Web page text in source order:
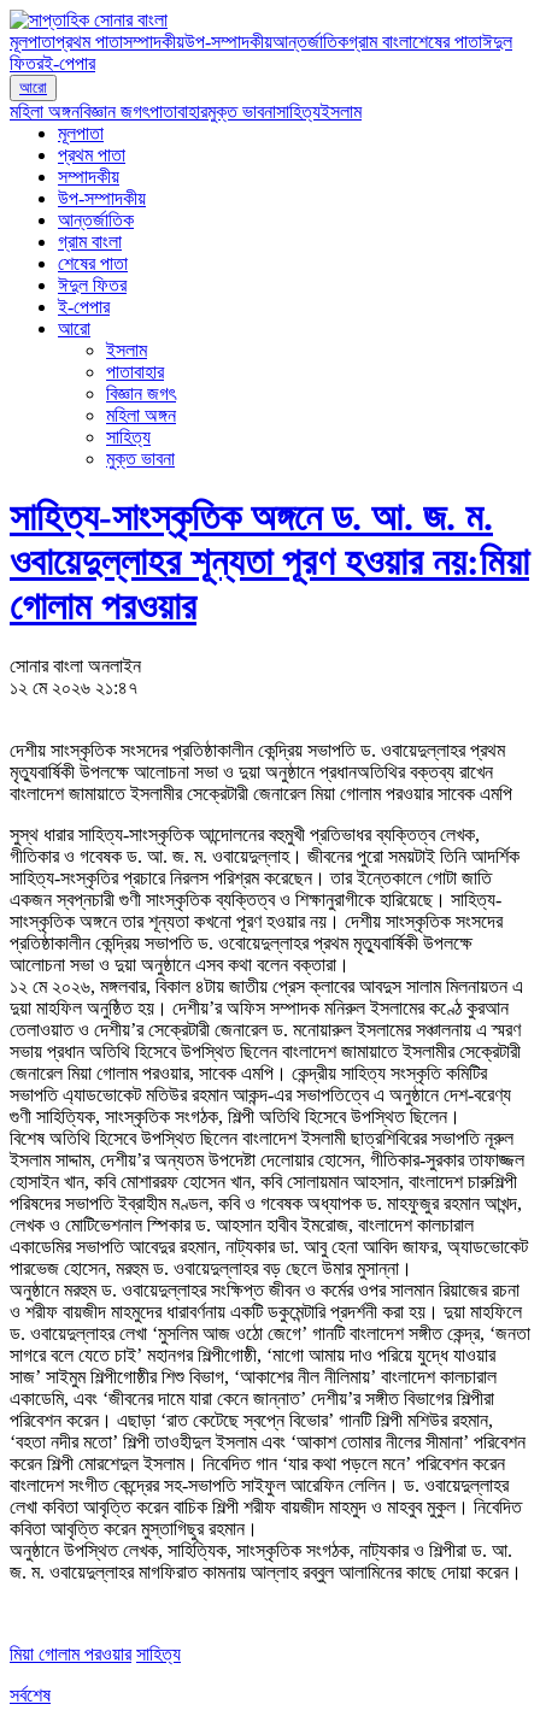
মূলপাতাপ্রথম পাতাসম্পাদকীয়উপ-সম্পাদকীয়আন্তর্জাতিকগ্রাম বাংলাশেষের পাতাঈদুল
ফিতরই-পেপার
আরো
মহিলা অঙ্গনবিজ্ঞান জগৎপাতাবাহারমুক্ত ভাবনাসাহিত্যইসলাম
মূলপাতা
প্রথম পাতা
সম্পাদকীয়
উপ-সম্পাদকীয়
আন্তর্জাতিক
গ্রাম বাংলা
শেষের পাতা
ঈদুল ফিতর
ই-পেপার
আরো
ইসলাম
পাতাবাহার
বিজ্ঞান জগৎ
মহিলা অঙ্গন
সাহিত্য
মুক্ত ভাবনা
সাহিত্য-সাংস্কৃতিক অঙ্গনে ড. আ. জ. ম.
ওবায়েদুল্লাহর শূন্যতা পূরণ হওয়ার নয়:মিয়া
গোলাম পরওয়ার
সোনার বাংলা অনলাইন
১২ মে ২০২৬ ২১:৪৭
দেশীয় সাংস্কৃতিক সংসদের প্রতিষ্ঠাকালীন কেন্দ্রিয় সভাপতি ড. ওবায়েদুল্লাহর প্রথম
মৃত্যুবার্ষিকী উপলক্ষে আলোচনা সভা ও দুয়া অনুষ্ঠানে প্রধানঅতিথির বক্তব্য রাখেন
বাংলাদেশ জামায়াতে ইসলামীর সেক্রেটারী জেনারেল মিয়া গোলাম পরওয়ার সাবেক এমপি
সুস্থ ধারার সাহিত্য-সাংস্কৃতিক আন্দোলনের বহুমুখী প্রতিভাধর ব্যক্তিত্ব লেখক,
গীতিকার ও গবেষক ড. আ. জ. ম. ওবায়েদুল্লাহ। জীবনের পুরো সময়টাই তিনি আদর্শিক
সাহিত্য-সংস্কৃতির প্রচারে নিরলস পরিশ্রম করেছেন। তার ইন্তেকালে গোটা জাতি
একজন স্বপ্নচারী গুণী সাংস্কৃতিক ব্যক্তিত্ব ও শিক্ষানুরাগীকে হারিয়েছে। সাহিত্য-
সাংস্কৃতিক অঙ্গনে তার শূন্যতা কখনো পূরণ হওয়ার নয়। দেশীয় সাংস্কৃতিক সংসদের
প্রতিষ্ঠাকালীন কেন্দ্রিয় সভাপতি ড. ওবোয়েদুল্লাহর প্রথম মৃত্যুবার্ষিকী উপলক্ষে
আলোচনা সভা ও দুয়া অনুষ্ঠানে এসব কথা বলেন বক্তারা।
১২ মে ২০২৬, মঙ্গলবার, বিকাল ৪টায় জাতীয় প্রেস ক্লাবের আবদুস সালাম মিলনায়তন এ
দুয়া মাহফিল অনুষ্ঠিত হয়। দেশীয়’র অফিস সম্পাদক মনিরুল ইসলামের কণ্ঠে কুরআন
তেলাওয়াত ও দেশীয়’র সেক্রেটারী জেনারেল ড. মনোয়ারুল ইসলামের সঞ্চালনায় এ স্মরণ
সভায় প্রধান অতিথি হিসেবে উপস্থিত ছিলেন বাংলাদেশ জামায়াতে ইসলামীর সেক্রেটারী
জেনারেল মিয়া গোলাম পরওয়ার, সাবেক এমপি। কেন্দ্রীয় সাহিত্য সংস্কৃতি কমিটির
সভাপতি এ্যাডভোকেট মতিউর রহমান আকন্দ-এর সভাপতিত্বে এ অনুষ্ঠানে দেশ-বরেণ্য
গুণী সাহিত্যিক, সাংস্কৃতিক সংগঠক, শিল্পী অতিথি হিসেবে উপস্থিত ছিলেন।
বিশেষ অতিথি হিসেবে উপস্থিত ছিলেন বাংলাদেশ ইসলামী ছাত্রশিবিরের সভাপতি নূরুল
ইসলাম সাদ্দাম, দেশীয়’র অন্যতম উপদেষ্টা দেলোয়ার হোসেন, গীতিকার-সুরকার তাফাজ্জল
হোসাইন খান, কবি মোশাররফ হোসেন খান, কবি সোলায়মান আহসান, বাংলাদেশ চারুশিল্পী
পরিষদের সভাপতি ইব্রাহীম মণ্ডল, কবি ও গবেষক অধ্যাপক ড. মাহফুজুর রহমান আখন্দ,
লেখক ও মোটিভেশনাল স্পিকার ড. আহসান হাবীব ইমরোজ, বাংলাদেশ কালচারাল
একাডেমির সভাপতি আবেদুর রহমান, নাট্যকার ডা. আবু হেনা আবিদ জাফর, অ্যাডভোকেট
পারভেজ হোসেন, মরহুম ড. ওবায়েদুল্লাহর বড় ছেলে উমার মুসান্না।
অনুষ্ঠানে মরহুম ড. ওবায়েদুল্লাহর সংক্ষিপ্ত জীবন ও কর্মের ওপর সালমান রিয়াজের রচনা
ও শরীফ বায়জীদ মাহমুদের ধারাবর্ণনায় একটি ডকুমেন্টারি প্রদর্শনী করা হয়। দুয়া মাহফিলে
ড. ওবায়েদুল্লাহর লেখা ‘মুসলিম আজ ওঠো জেগে’ গানটি বাংলাদেশ সঙ্গীত কেন্দ্র, ‘জনতা
সাগরে বলে যেতে চাই’ মহানগর শিল্পীগোষ্ঠী, ‘মাগো আমায় দাও পরিয়ে যুদ্ধে যাওয়ার
সাজ’ সাইমুম শিল্পীগোষ্ঠীর শিশু বিভাগ, ‘আকাশের নীল নীলিমায়’ বাংলাদেশ কালচারাল
একাডেমি, এবং ‘জীবনের দামে যারা কেনে জান্নাত’ দেশীয়’র সঙ্গীত বিভাগের শিল্পীরা
পরিবেশন করেন। এছাড়া ‘রাত কেটেছে স্বপ্নে বিভোর’ গানটি শিল্পী মশিউর রহমান,
‘বহতা নদীর মতো’ শিল্পী তাওহীদুল ইসলাম এবং ‘আকাশ তোমার নীলের সীমানা’ পরিবেশন
করেন শিল্পী মোরশেদুল ইসলাম। নিবেদিত গান ‘যার কথা পড়লে মনে’ পরিবেশন করেন
বাংলাদেশ সংগীত কেন্দ্রের সহ-সভাপতি সাইফুল আরেফিন লেলিন। ড. ওবায়েদুল্লাহর
লেখা কবিতা আবৃত্তি করেন বাচিক শিল্পী শরীফ বায়জীদ মাহমুদ ও মাহবুব মুকুল। নিবেদিত
কবিতা আবৃত্তি করেন মুস্তাগিছুর রহমান।
অনুষ্ঠানে উপস্থিত লেখক, সাহিত্যিক, সাংস্কৃতিক সংগঠক, নাট্যকার ও শিল্পীরা ড. আ.
জ. ম. ওবায়েদুল্লাহর মাগফিরাত কামনায় আল্লাহ রব্বুল আলামিনের কাছে দোয়া করেন।
মিয়া গোলাম পরওয়ার সাহিত্য
সর্বশেষ